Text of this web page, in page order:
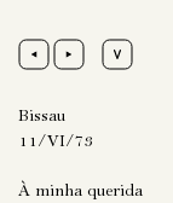
Bissau
11/VI/73
À minha querida